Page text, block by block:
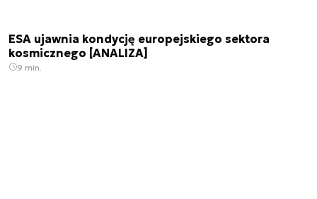
ESA ujawnia kondycję europejskiego sektora
kosmicznego [ANALIZA]
9 min.